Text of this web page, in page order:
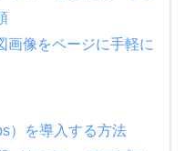
画像をページに手軽に
）を導入する方法